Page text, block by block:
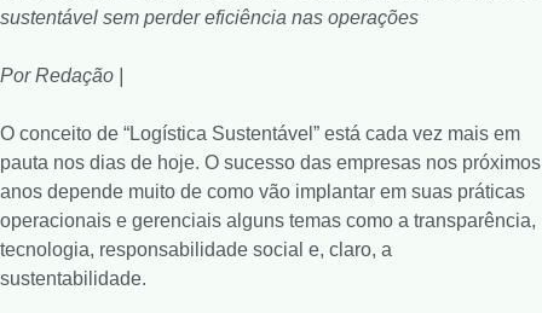
sustentável sem perder eficiência nas operações
Por Redação |
O conceito de “Logística Sustentável” está cada vez mais em
pauta nos dias de hoje. O sucesso das empresas nos próximos
anos depende muito de como vão implantar em suas práticas
operacionais e gerenciais alguns temas como a transparência,
tecnologia, responsabilidade social e, claro, a
sustentabilidade.